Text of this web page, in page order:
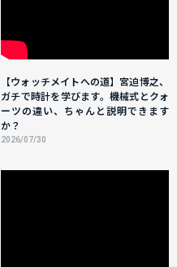
【ウォッチメイトへの道】宮迫博之、
ガチで時計を学びます。機械式とクォ
ーツの違い、ちゃんと説明できます
か？
2026/07/30